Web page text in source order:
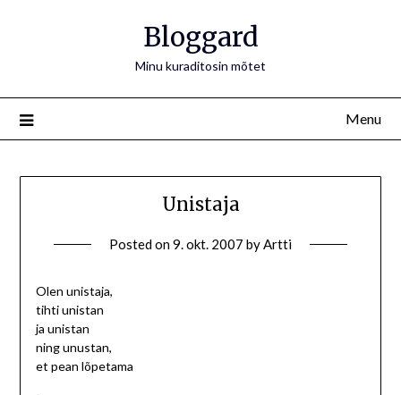
Bloggard
Minu kuraditosin mõtet
Menu
Unistaja
Posted on9. okt. 2007 byArtti
Olen unistaja,
tihti unistan
ja unistan
ning unustan,
et pean lõpetama